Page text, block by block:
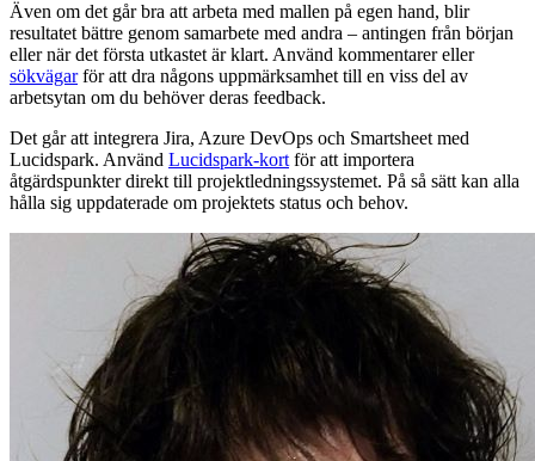
Även om det går bra att arbeta med mallen på egen hand, blir
resultatet bättre genom samarbete med andra – antingen från början
eller när det första utkastet är klart. Använd kommentarer eller
sökvägarför att dra någons uppmärksamhet till en viss del av
arbetsytan om du behöver deras feedback.
Det går att integrera Jira, Azure DevOps och Smartsheet med
Lucidspark. Använd Lucidspark-kort för att importera
åtgärdspunkter direkt till projektledningssystemet. På så sätt kan alla
hålla sig uppdaterade om projektets status och behov.